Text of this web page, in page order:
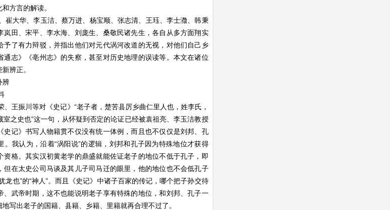
方言的解读。
崔大华、李玉洁、蔡万进、杨宝顺、张志清、王珏、李士瀓、韩秉
岚田、宋平、李水海、刘庞生、桑敬民诸先生，各自从多方面翔实
予了有力辩驳，并指出他们对元代涡河改道的无视，对他们自己乡
通志》《亳州志》的失察，甚至对历史地理的误读等。本文在诸位
辨正。
辨
王振川等对《史记》 “老子者，楚苦县厉乡曲仁里人也，姓李氏，
之史也”这一句，从怀疑到否定的论证已经被袁祖亮、李玉洁教授
史记》书写人物籍贯不仅没有统一体例，而且也不仅仅是刘邦、孔
。我认为，沿着“涡阳说”的逻辑，刘邦和孔子因为特殊地位才获得
资格。其实汉初黄老学的鼎盛就能佐证老子的地位不低于孔子，即
但在太史公司马谈及其儿子司马迁的眼里，他的地位也不会低孔子
龙也”的“神人”。而且《史记》中诸子百家的传记，哪个把子孙交待
、武帝时期，这不也能说明老子享有特殊的地位，和刘邦、孔子一
写出老子的国籍、县籍、乡籍、里籍就再合理不过了。